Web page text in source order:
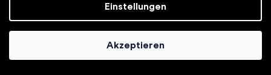
Einstellungen
Akzeptieren
Vivobarefoot
Leguano